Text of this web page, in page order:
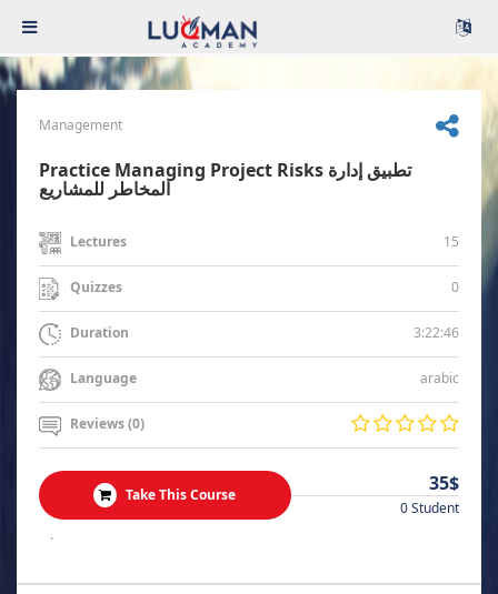
Management
Practice Managing Project Risks تطبيق إدارة
المخاطر للمشاريع
Lectures 15
Quizzes 0
Duration 3:22:46
Language arabic
Reviews (0)
Take This Course 35$
0 Student
.